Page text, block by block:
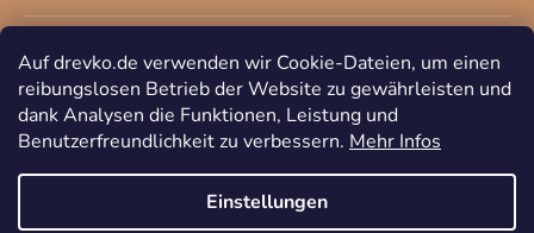
Auf drevko.de verwenden wir Cookie-Dateien, um einen
reibungslosen Betrieb der Website zu gewährleisten und
dank Analysen die Funktionen, Leistung und
Benutzerfreundlichkeit zu verbessern. Mehr Infos
Einstellungen
Copyright 2026DREVKO. Alle Rechte vorbehalten.